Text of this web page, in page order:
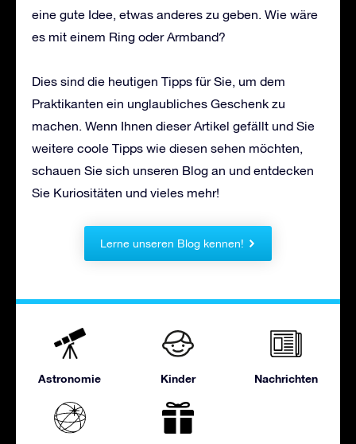
eine gute Idee, etwas anderes zu geben. Wie wäre
es mit einem Ring oder Armband?
Dies sind die heutigen Tipps für Sie, um dem
Praktikanten ein unglaubliches Geschenk zu
machen. Wenn Ihnen dieser Artikel gefällt und Sie
weitere coole Tipps wie diesen sehen möchten,
schauen Sie sich unseren Blog an und entdecken
Sie Kuriositäten und vieles mehr!
Lerne unseren Blog kennen!
Astronomie Kinder Nachrichten